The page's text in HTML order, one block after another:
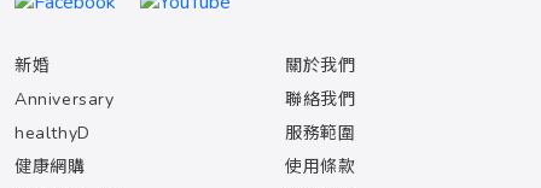
新婚
Anniversary
healthyD
健康網購
關於我們
聯絡我們
服務範圍
使用條款